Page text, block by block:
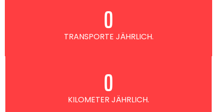
TRANSPORTE JÄHRLICH.
0
KILOMETER JÄHRLICH.
0